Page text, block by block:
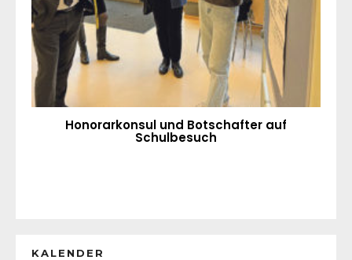
Honorarkonsul und Botschafter auf
Schulbesuch
KALENDER